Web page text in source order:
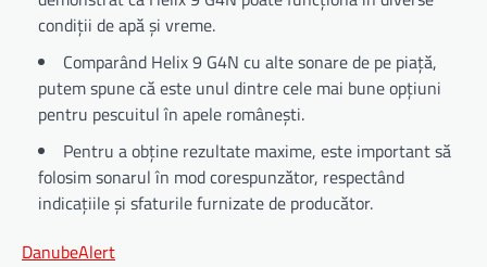
condiții de apă și vreme.
Comparând Helix 9 G4N cu alte sonare de pe piață,
putem spune că este unul dintre cele mai bune opțiuni
pentru pescuitul în apele românești.
Pentru a obține rezultate maxime, este important să
folosim sonarul în mod corespunzător, respectând
indicațiile și sfaturile furnizate de producător.
DanubeAlert